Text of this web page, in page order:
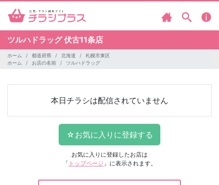
ツルハドラッグ伏古11条店
ホーム 都道府県 北海道
札幌市東区
ホーム
お店の名前 ツルハドラッグ
本日チラシは配信されていません
お気に入りに登録したお店は
「 トップページ 」に表示されます。